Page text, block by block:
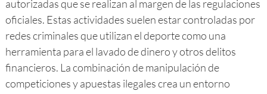
autorizadas que se realizan al margen de las regulaciones
oficiales. Estas actividades suelen estar controladas por
redes criminales que utilizan el deporte como una
herramienta para el lavado de dinero y otros delitos
financieros. La combinación de manipulación de
competiciones y apuestas ilegales crea un entorno